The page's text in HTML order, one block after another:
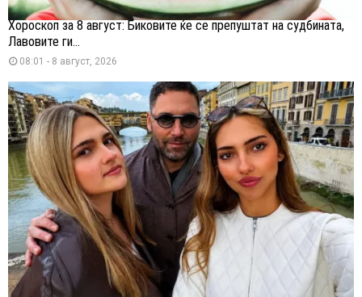
Хороскоп за 8 август: Биковите ќе се препуштат на судбината,
Лавовите ги...
08:01 - 8 август, 2026